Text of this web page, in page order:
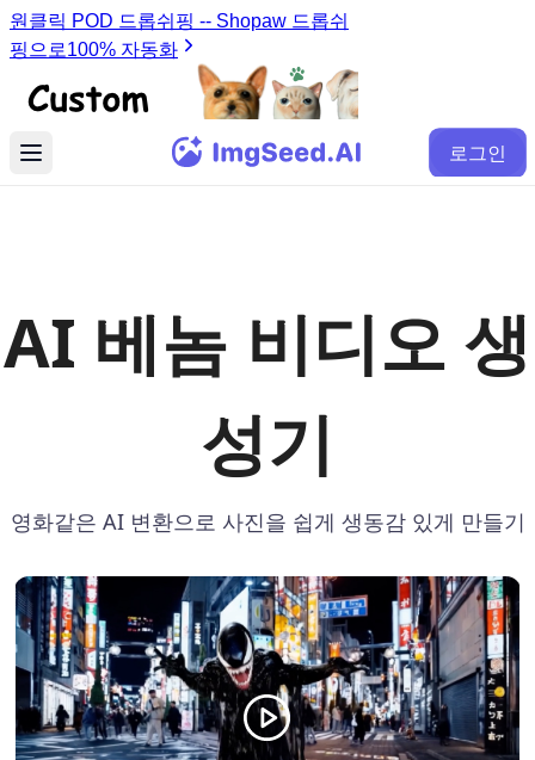
로그인
AI 베놈 비디오 생
성기
영화같은 AI 변환으로 사진을 쉽게 생동감 있게 만들기